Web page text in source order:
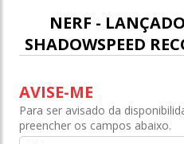
NERF -
SHADOWSPEED
AVISE-ME
Para ser avisado da
preencher os campos abaixo.